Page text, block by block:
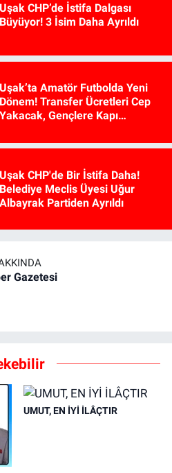
Uşak CHP’de İstifa Dalgası
Büyüyor! 3 İsim Daha Ayrıldı
Uşak’ta Amatör Futbolda Yeni
Dönem! Transfer Ücretleri Cep
Yakacak, Gençlere Kapı
Uşak CHP'de Bir İstifa Daha!
Belediye Meclis Üyesi Uğur
Albayrak Partiden Ayrıldı
Gazetesi
UMUT, EN İYİ İLÂÇTIR